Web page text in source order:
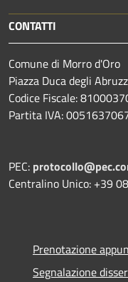
CONTATTI
Comune di Morro d'Oro
Piazza Duca degli
Codice Fiscale:
Partita IVA:
PEC:
Centralino Unico: +39
Prenotazione
Segnalazione